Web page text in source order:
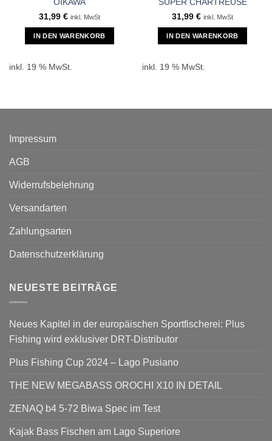
OIKAWA
31,99 € inkl. MwSt
IN DEN WARENKORB
inkl. 19 % MwSt.
SUPER CHARTREUSE
31,99 € inkl. MwSt
IN DEN WARENKORB
inkl. 19 % MwSt.
Impressum
AGB
Widerrufsbelehrung
Versandarten
Zahlungsarten
Datenschutzerklärung
NEUESTE BEITRÄGE
Neues Kapitel in der europäischen Sportfischerei: Plus
Fishing wird exklusiver DRT-Distributor
Plus Fishing Cup 2024 – Lago Pusiano
THE NEW MEGABASS OROCHI X10 IN DETAIL
ZENAQ b4 5-72 Biwa Spec im Test
Kajak Bass Fischen am Lago Superiore